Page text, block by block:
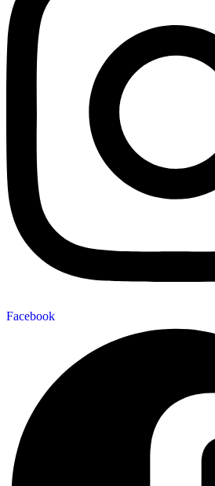
Facebook